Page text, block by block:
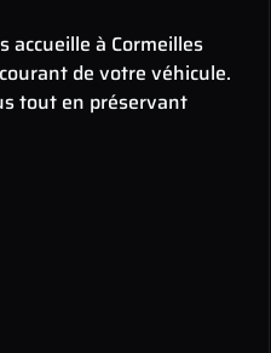
accueille à Cormeilles
de votre véhicule.
tout en préservant